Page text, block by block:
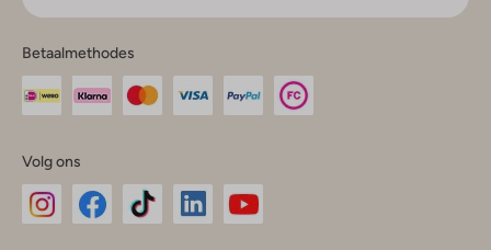
Betaalmethodes
Volg ons